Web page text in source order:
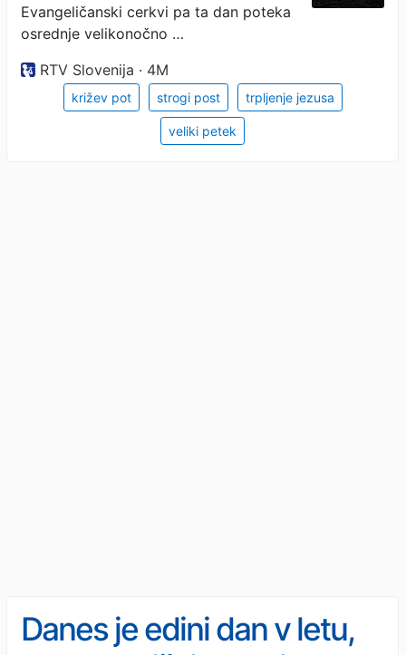
Evangeličanski cerkvi pa ta dan poteka
osrednje velikonočno …
RTV Slovenija · 4M
križev pot strogi post trpljenje jezusa
veliki petek
Danes je edini dan v letu,